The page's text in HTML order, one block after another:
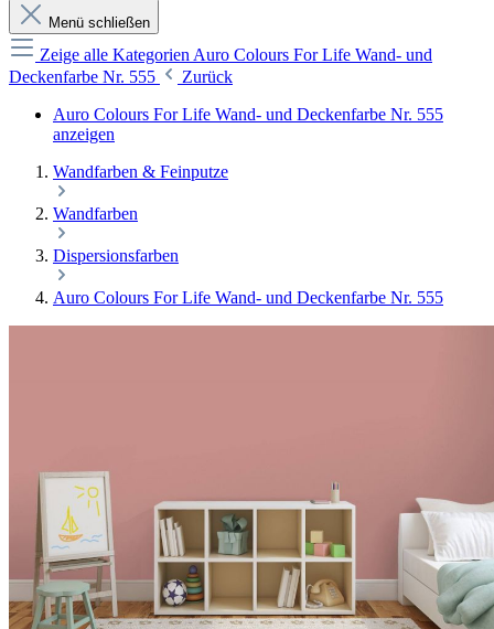
Menü schließen
Zeige alle Kategorien Auro Colours For Life Wand- und
Deckenfarbe Nr. 555
Zurück
Auro Colours For Life Wand- und Deckenfarbe Nr. 555
anzeigen
Wandfarben & Feinputze
Wandfarben
Dispersionsfarben
Auro Colours For Life Wand- und Deckenfarbe Nr. 555